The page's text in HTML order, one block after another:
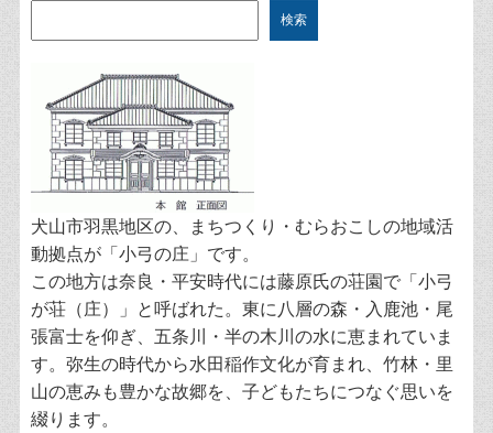
検索
犬山市羽黒地区の、まちつくり・むらおこしの地域活
動拠点が「小弓の庄」です。
この地方は奈良・平安時代には藤原氏の荘園で「小弓
が荘（庄）」と呼ばれた。東に八層の森・入鹿池・尾
張富士を仰ぎ、五条川・半の木川の水に恵まれていま
す。弥生の時代から水田稲作文化が育まれ、竹林・里
山の恵みも豊かな故郷を、子どもたちにつなぐ思いを
綴ります。